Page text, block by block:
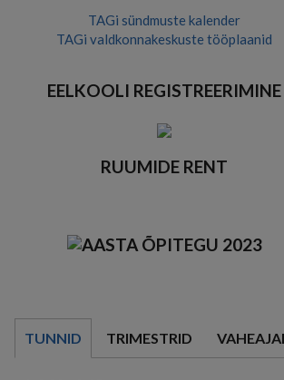
TAGi sündmuste kalender
TAGi valdkonnakeskuste tööplaanid
EELKOOLI REGISTREERIMINE
RUUMIDE RENT
TUNNID TRIMESTRID